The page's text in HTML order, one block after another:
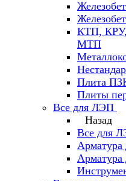
КТП,
МТП
Плита
Плиты
Все для ЛЭП
Назад
Все для